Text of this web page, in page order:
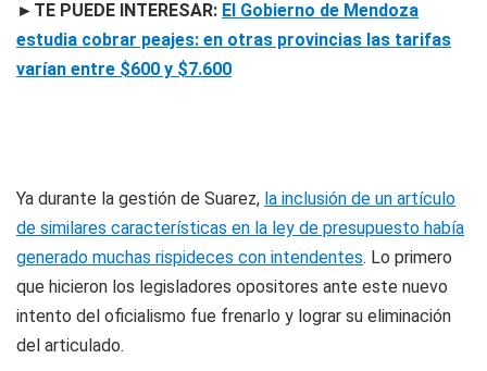
►TE PUEDE INTERESAR: El Gobierno de Mendoza
estudia cobrar peajes: en otras provincias las tarifas
varían entre $600 y $7.600
Ya durante la gestión de Suarez, la inclusión de un artículo
de similares características en la ley de presupuesto había
generado muchas rispideces con intendentes. Lo primero
que hicieron los legisladores opositores ante este nuevo
intento del oficialismo fue frenarlo y lograr su eliminación
del articulado.